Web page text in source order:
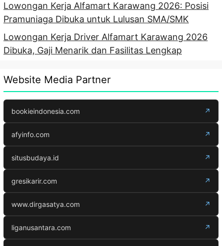
Lowongan Kerja Alfamart Karawang 2026: Posisi
Pramuniaga Dibuka untuk Lulusan SMA/SMK
Lowongan Kerja Driver Alfamart Karawang 2026
Dibuka, Gaji Menarik dan Fasilitas Lengkap
Website Media Partner
bookieindonesia.com ↗
afyinfo.com ↗
situsbudaya.id ↗
gresikarir.com ↗
www.dirgasatya.com ↗
liganusantara.com ↗